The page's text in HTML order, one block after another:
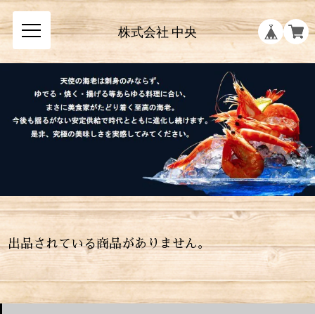
株式会社 中央
出品されている商品がありません。